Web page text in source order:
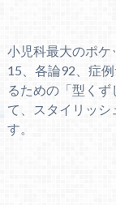
小児科最大のポケ
15、各論92、症
るための「型く
て、スタイリッ
す。